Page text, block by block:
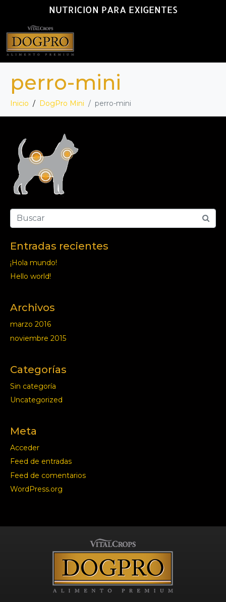
NUTRICION PARA EXIGENTES
perro-mini
Inicio DogPro Mini perro-mini
Entradas recientes
¡Hola mundo!
Hello world!
Archivos
marzo 2016
noviembre 2015
Categorías
Sin categoría
Uncategorized
Meta
Acceder
Feed de entradas
Feed de comentarios
WordPress.org